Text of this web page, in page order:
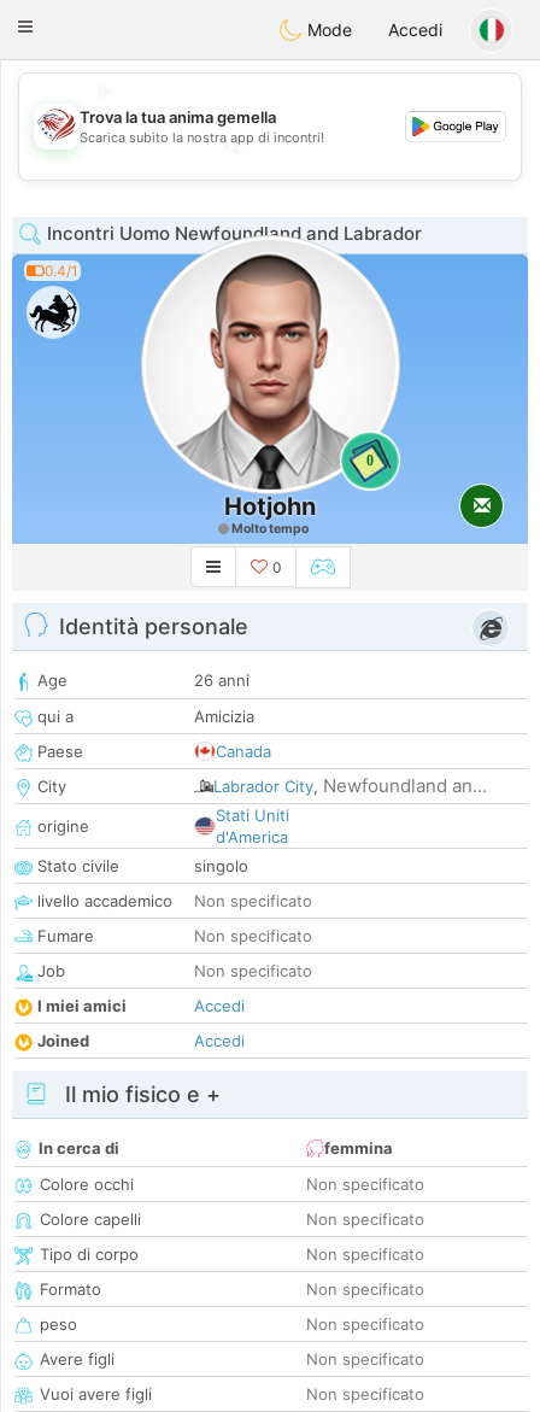
StatesDating
Toggle
Mode Accedi
💕
💕
Trova la tua anima gemella
Scarica subito la nostra app di incontri!
Incontri Uomo Newfoundland and Labrador
0.4/1
0
Hotjohn
Molto tempo
0
Identità personale
Age
26 anni
qui a
Amicizia
Paese
Canada
City
Labrador City, Newfoundland an...
origine
Stati Uniti
d'America
Stato civile
singolo
livello accademico
Non specificato
Fumare
Non specificato
Job
Non specificato
I miei amici
Accedi
Joined
Accedi
Il mio fisico e +
In cerca di
femmina
Colore occhi
Non specificato
Colore capelli
Non specificato
Tipo di corpo
Non specificato
Formato
Non specificato
peso
Non specificato
Avere figli
Non specificato
Vuoi avere figli
Non specificato